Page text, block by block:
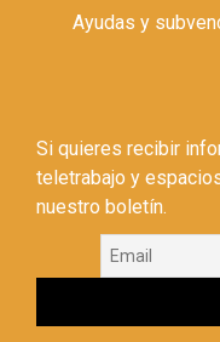
Ayudas y
Si quieres recibir
teletrabajo y
nuestro boletín.